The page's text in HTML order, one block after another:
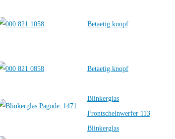
Betaetig.knopf
Betaetig.knopf
Blinkerglas
Frontscheinwerfer 113
Blinkerglas